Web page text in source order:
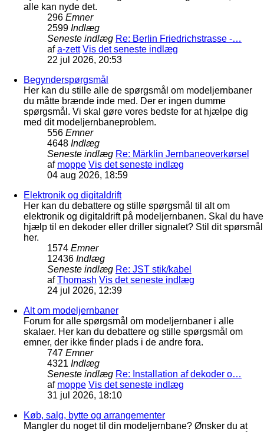
alle kan nyde det.
296 Emner
2599 Indlæg
Seneste indlæg Re: Berlin Friedrichstrasse -…
afa-zett Vis det seneste indlæg
22 jul 2026, 20:53
Begynderspørgsmål
Her kan du stille alle de spørgsmål om modeljernbaner
du måtte brænde inde med. Der er ingen dumme
spørgsmål. Vi skal gøre vores bedste for at hjælpe dig
med dit modeljernbaneproblem.
556 Emner
4648 Indlæg
Seneste indlæg Re: Märklin Jernbaneoverkørsel
af moppe Vis det seneste indlæg
04 aug 2026, 18:59
Elektronik og digitaldrift
Her kan du debattere og stille spørgsmål til alt om
elektronik og digitaldrift på modeljernbanen. Skal du have
hjælp til en dekoder eller driller signalet? Stil dit spørsmål
her.
1574 Emner
12436 Indlæg
Seneste indlæg Re: JST stik/kabel
afThomash Vis det seneste indlæg
24 jul 2026, 12:39
Alt om modeljernbaner
Forum for alle spørgsmål om modeljernbaner i alle
skalaer. Her kan du debattere og stille spørgsmål om
emner, der ikke finder plads i de andre fora.
747 Emner
4321 Indlæg
Seneste indlæg Re: Installation af dekoder o…
af moppe Vis det seneste indlæg
31 jul 2026, 18:10
Køb, salg, bytte og arrangementer
Mangler du noget til din modeljernbane? Ønsker du at